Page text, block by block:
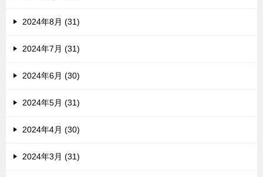
2024年8月 (31)
2024年7月 (31)
2024年6月 (30)
2024年5月 (31)
2024年4月 (30)
2024年3月 (31)